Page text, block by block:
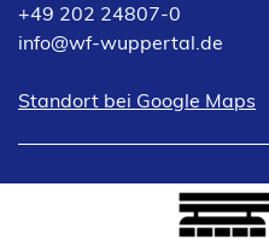
+49 202 24807-0
info
wf-wuppertal de
Standort bei Google Maps
(Öffnet
neuen